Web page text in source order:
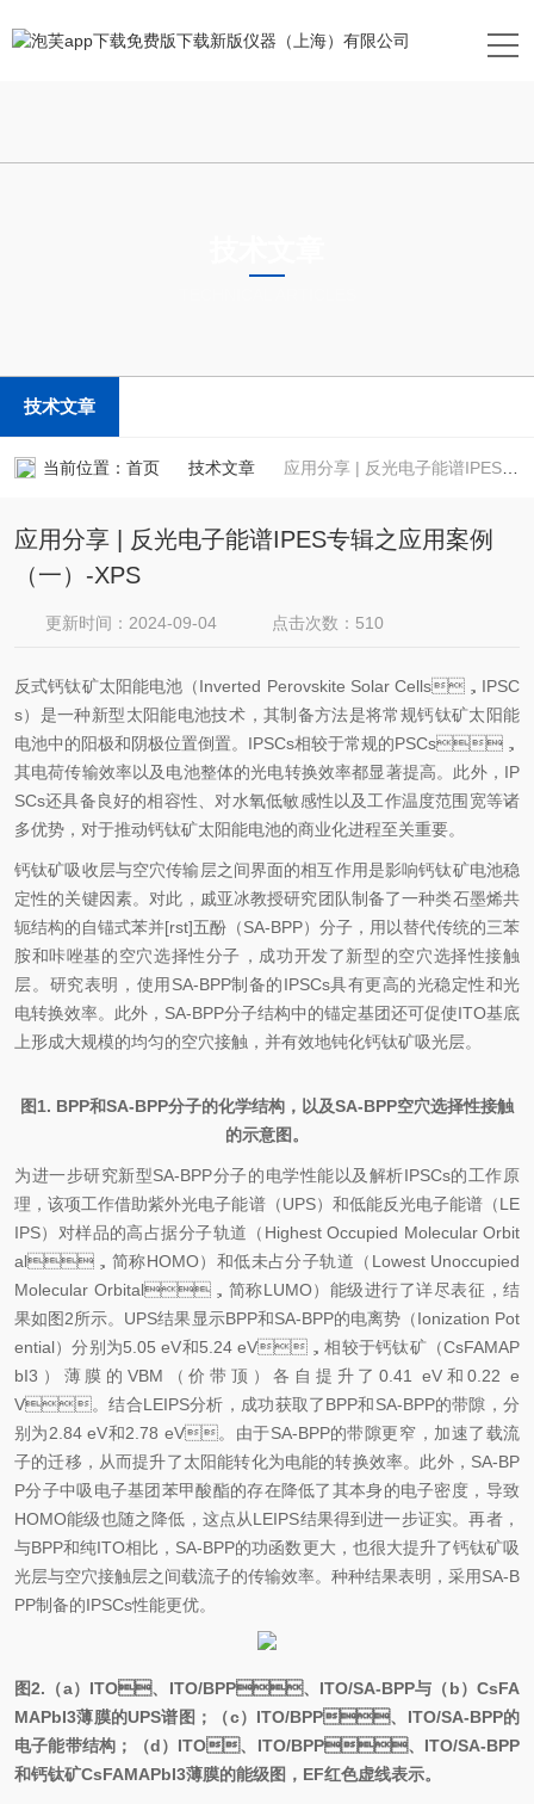
技术文章
当前位置： 首页 技术文章 应用分享 | 反光电子能谱IPES专辑之应用案例（一）-XPS
应用分享 | 反光电子能谱IPES专辑之应用案例
（一）-XPS
更新时间：2024-09-04 点击次数：510
反式钙钛矿太阳能电池（Inverted Perovskite Solar Cells，IPSC
s）是一种新型太阳能电池技术，其制备方法是将常规钙钛矿太阳能
电池中的阳极和阴极位置倒置。IPSCs相较于常规的PSCs，
其电荷传输效率以及电池整体的光电转换效率都显著提高。此外，IP
SCs还具备良好的相容性、对水氧低敏感性以及工作温度范围宽等诸
多优势，对于推动钙钛矿太阳能电池的商业化进程至关重要。
钙钛矿吸收层与空穴传输层之间界面的相互作用是影响钙钛矿电池稳
定性的关键因素。对此，戚亚冰教授研究团队制备了一种类石墨烯共
轭结构的自锚式苯并[rst]五酚（SA-BPP）分子，用以替代传统的三苯
胺和咔唑基的空穴选择性分子，成功开发了新型的空穴选择性接触
层。研究表明，使用SA-BPP制备的IPSCs具有更高的光稳定性和光
电转换效率。此外，SA-BPP分子结构中的锚定基团还可促使ITO基底
上形成大规模的均匀的空穴接触，并有效地钝化钙钛矿吸光层。
图1. BPP和SA-BPP分子的化学结构，以及SA-BPP空穴选择性接触
的示意图。
为进一步研究新型SA-BPP分子的电学性能以及解析IPSCs的工作原
理，该项工作借助紫外光电子能谱（UPS）和低能反光电子能谱（LE
IPS）对样品的高占据分子轨道（Highest Occupied Molecular Orbit
al，简称HOMO）和低未占分子轨道（Lowest Unoccupied
Molecular Orbital，简称LUMO）能级进行了详尽表征，结
果如图2所示。UPS结果显示BPP和SA-BPP的电离势（Ionization Pot
ential）分别为5.05 eV和5.24 eV，相较于钙钛矿（CsFAMAP
bI3）薄膜的VBM（价带顶）各自提升了0.41 eV和0.22 e
V。结合LEIPS分析，成功获取了BPP和SA-BPP的带隙，分
别为2.84 eV和2.78 eV。由于SA-BPP的带隙更窄，加速了载流
子的迁移，从而提升了太阳能转化为电能的转换效率。此外，SA-BP
P分子中吸电子基团苯甲酸酯的存在降低了其本身的电子密度，导致
HOMO能级也随之降低，这点从LEIPS结果得到进一步证实。再者，
与BPP和纯ITO相比，SA-BPP的功函数更大，也很大提升了钙钛矿吸
光层与空穴接触层之间载流子的传输效率。种种结果表明，采用SA-B
PP制备的IPSCs性能更优。
图2.（a）ITO、ITO/BPP、ITO/SA-BPP与（b）CsFA
MAPbI3薄膜的UPS谱图；（c）ITO/BPP、ITO/SA-BPP的
电子能带结构；（d）ITO、ITO/BPP、ITO/SA-BPP
和钙钛矿CsFAMAPbI3薄膜的能级图，EF红色虚线表示。